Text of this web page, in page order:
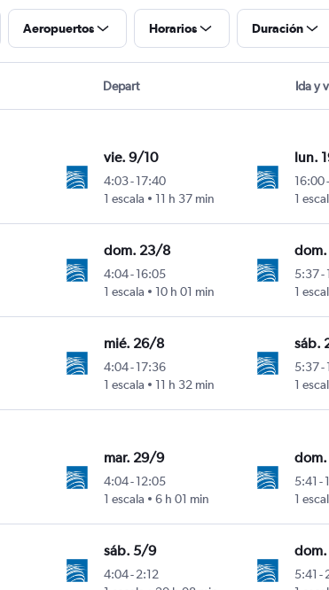
Aeropuertos Horarios Duración
Depart Ida y
vie. 9/10
4:03-17:40
1 escala
11 h 37 min
lun.
16:00-
1
dom. 23/8
4:04-16:05
1 escala
10 h 01 min
5:37-
1
mié. 26/8
4:04-17:36
1 escala
11 h 32 min
sáb.
5:37-
1
mar. 29/9
4:04-12:05
1 escala
6 h 01 min
5:41 -
1
sáb. 5/9
4:04-2:12
5:41 -